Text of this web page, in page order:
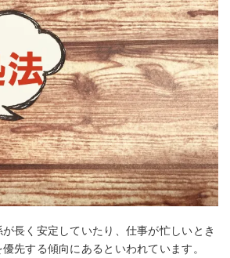
長く安定していたり、仕事が忙しいとき
先する傾向にあるといわれています。